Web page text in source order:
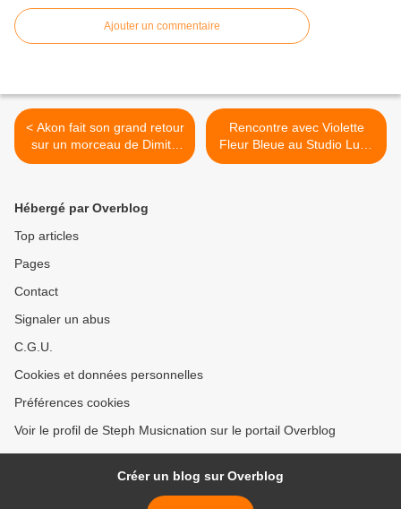
Ajouter un commentaire
< Akon fait son grand retour
sur un morceau de Dimitri
Vegas & Like Mike !
Rencontre avec Violette
Fleur Bleue au Studio Luna
Rossa afin d’en apprendre
Hébergé par Overblog
Top articles
Pages
Contact
Signaler un abus
C.G.U.
Cookies et données personnelles
Préférences cookies
Voir le profil de Steph Musicnation sur le portail Overblog
Créer un blog sur Overblog